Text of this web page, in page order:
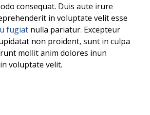
consequat. Duis aute irure
in voluptate velit esse
fugiat nulla pariatur. Excepteur
non proident, sunt in culpa
mollit anim dolores inun
voluptate velit.